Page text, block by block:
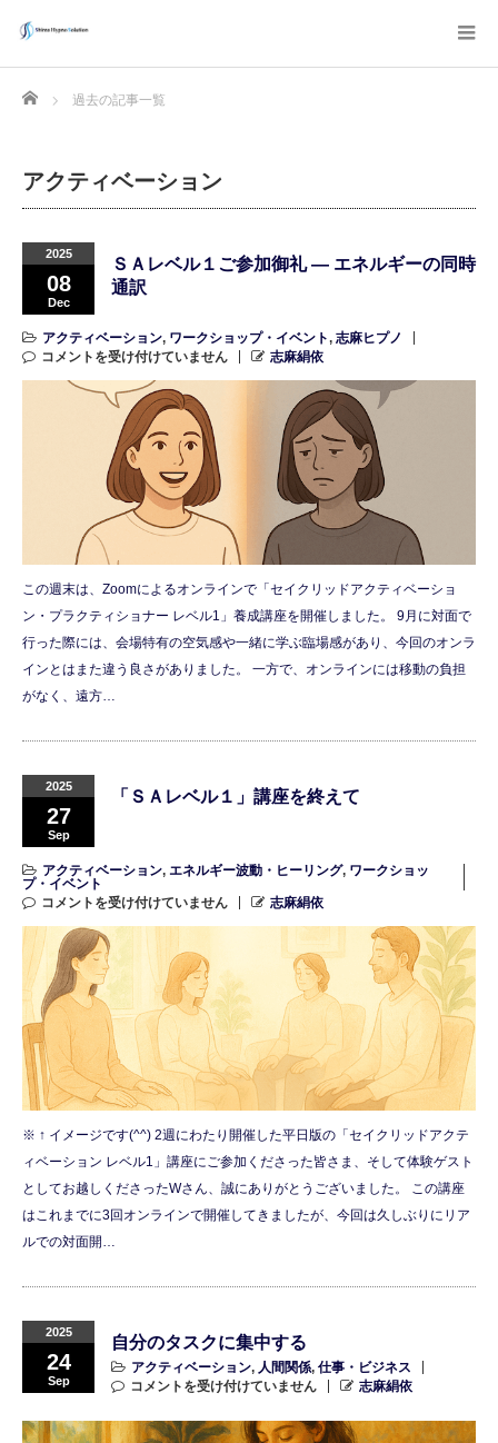
Home 過去の記事一覧
アクティベーション
2025
08
Dec
ＳＡレベル１ご参加御礼 ― エネルギーの同時
通訳
アクティベーション, ワークショップ・イベント, 志麻ヒプノ
コメントを受け付けていません
志麻絹依
この週末は、Zoomによるオンラインで「セイクリッドアクティベーショ
ン・プラクティショナー レベル1」養成講座を開催しました。 9月に対面で
行った際には、会場特有の空気感や一緒に学ぶ臨場感があり、今回のオンラ
インとはまた違う良さがありました。 一方で、オンラインには移動の負担
がなく、遠方…
2025
27
Sep
「ＳＡレベル１」講座を終えて
アクティベーション, エネルギー波動・ヒーリング, ワークショッ
プ・イベント
コメントを受け付けていません
志麻絹依
※ ↑ イメージです(^^) 2週にわたり開催した平日版の「セイクリッドアクテ
ィベーション レベル1」講座にご参加くださった皆さま、そして体験ゲスト
としてお越しくださったWさん、誠にありがとうございました。 この講座
はこれまでに3回オンラインで開催してきましたが、今回は久しぶりにリア
ルでの対面開…
2025
24
Sep
自分のタスクに集中する
アクティベーション, 人間関係, 仕事・ビジネス
コメントを受け付けていません
志麻絹依